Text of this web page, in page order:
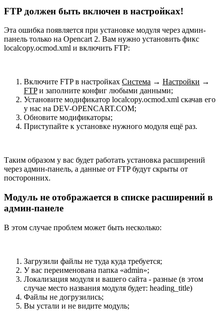
FTP должен быть включен в настройках!
Эта ошибка появляется при установке модуля через админ-
панель только на Opencart 2. Вам нужно установить фикс
localcopy.ocmod.xml и включить FTP:
Включите FTP в настройках Система → Настройки →
FTPи заполните конфиг любыми данными;
Установите модификатор localcopy.ocmod.xml скачав его
у нас на DEV-OPENCART.COM;
Обновите модификаторы;
Приступайте к установке нужного модуля ещё раз.
Таким образом у вас будет работать установка расширений
через админ-панель, а данные от FTP будут скрыты от
посторонних.
Модуль не отображается в списке расширений в
админ-панеле
В этом случае проблем может быть несколько:
Загрузили файлы не туда куда требуется;
У вас переименована папка «admin»;
Локализация модуля и вашего сайта - разные (в этом
случае место названия модуля будет: heading_title)
Файлы не догрузились;
Вы устали и не видите модуль;